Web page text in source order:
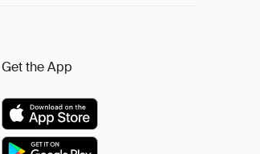
Get the App